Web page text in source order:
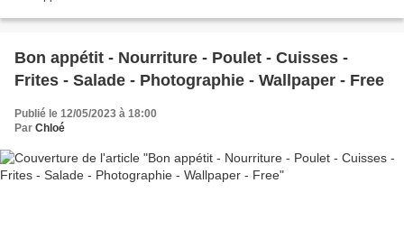
Bon appétit - Nourriture - Poulet - Cuisses -
Frites - Salade - Photographie - Wallpaper - Free
Publié le 12/05/2023 à 18:00
Par Chloé